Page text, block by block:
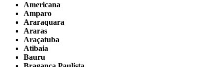
Americana
Amparo
Araraquara
Araras
Araçatuba
Atibaia
Bauru